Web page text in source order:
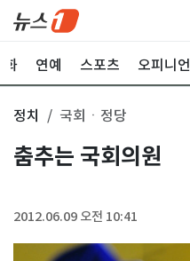
화 연예 스포츠 오피니언
정치 국회ㆍ정당
춤추는 국회의원
2012.06.09 오전 10:41